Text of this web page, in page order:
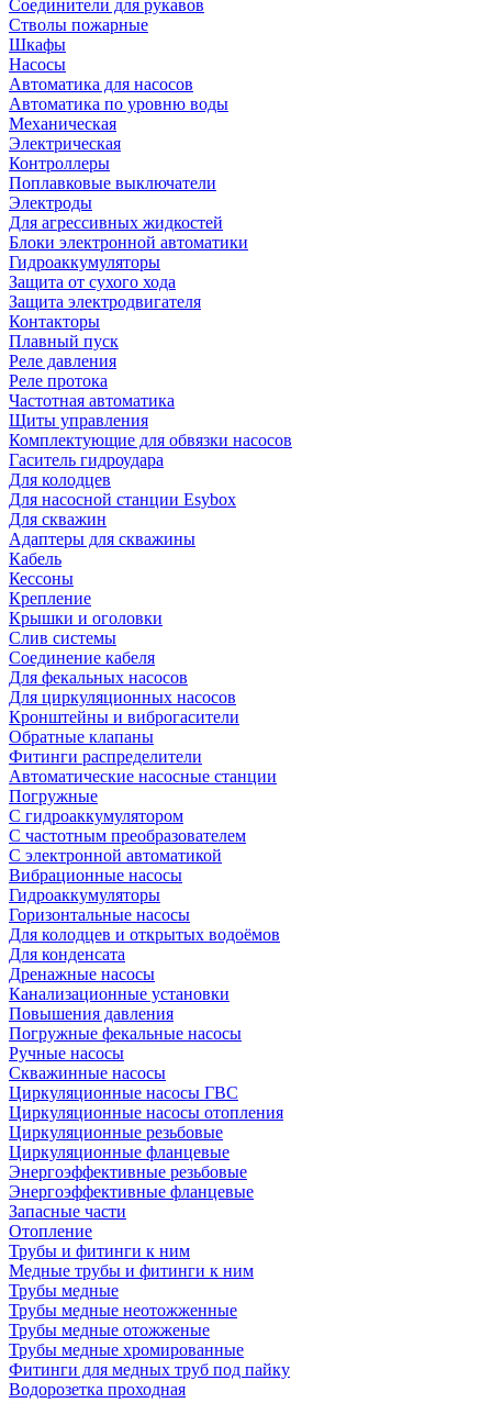
Соединители для рукавов
Стволы пожарные
Шкафы
Насосы
Автоматика для насосов
Автоматика по уровню воды
Механическая
Электрическая
Контроллеры
Поплавковые выключатели
Электроды
Для агрессивных жидкостей
Блоки электронной автоматики
Гидроаккумуляторы
Защита от сухого хода
Защита электродвигателя
Контакторы
Плавный пуск
Реле давления
Реле протока
Частотная автоматика
Щиты управления
Комплектующие для обвязки насосов
Гаситель гидроудара
Для колодцев
Для насосной станции Esybox
Для скважин
Адаптеры для скважины
Кабель
Кессоны
Крепление
Крышки и оголовки
Слив системы
Соединение кабеля
Для фекальных насосов
Для циркуляционных насосов
Кронштейны и виброгасители
Обратные клапаны
Фитинги распределители
Автоматические насосные станции
Погружные
С гидроаккумулятором
С частотным преобразователем
С электронной автоматикой
Вибрационные насосы
Гидроаккумуляторы
Горизонтальные насосы
Для колодцев и открытых водоёмов
Для конденсата
Дренажные насосы
Канализационные установки
Повышения давления
Погружные фекальные насосы
Ручные насосы
Скважинные насосы
Циркуляционные насосы ГВС
Циркуляционные насосы отопления
Циркуляционные резьбовые
Циркуляционные фланцевые
Энергоэффективные резьбовые
Энергоэффективные фланцевые
Запасные части
Отопление
Трубы и фитинги к ним
Медные трубы и фитинги к ним
Трубы медные
Трубы медные неотожженные
Трубы медные отожженые
Трубы медные хромированные
Фитинги для медных труб под пайку
Водорозетка проходная